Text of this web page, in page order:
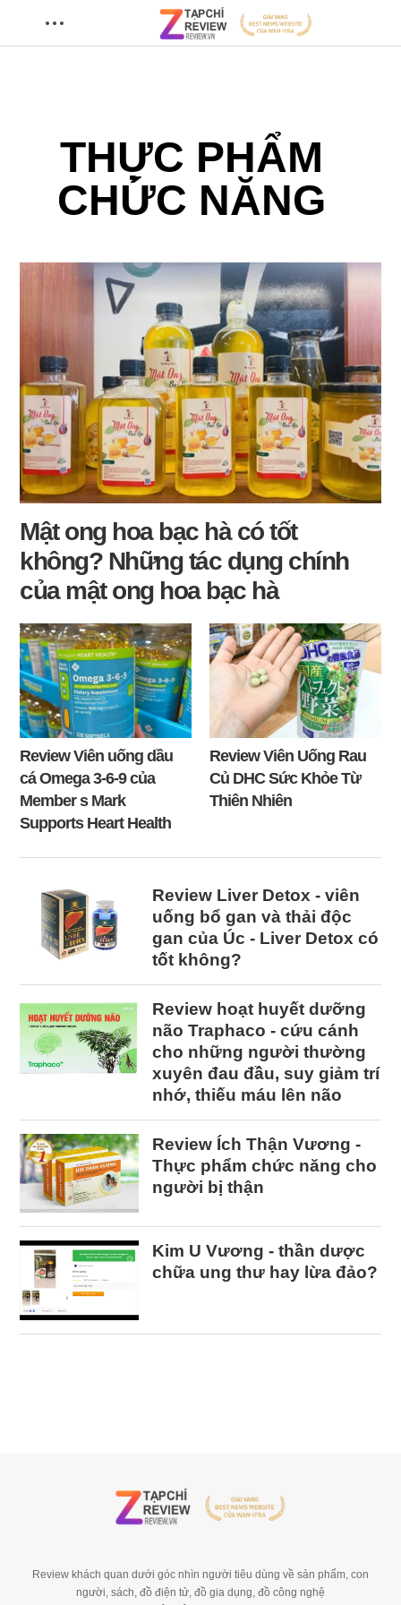
THỰC PHẨM
CHỨC NĂNG
Mật ong hoa bạc hà có tốt
không? Những tác dụng chính
của mật ong hoa bạc hà
Review Viên uống dầu
cá Omega 3-6-9 của
Member s Mark
Supports Heart Health
Review Viên Uống Rau
Củ DHC Sức Khỏe Từ
Thiên Nhiên
Review Liver Detox - viên
uống bổ gan và thải độc
gan của Úc - Liver Detox có
tốt không?
Review hoạt huyết dưỡng
não Traphaco - cứu cánh
cho những người thường
xuyên đau đầu, suy giảm trí
nhớ, thiếu máu lên não
Review Ích Thận Vương -
Thực phẩm chức năng cho
người bị thận
Kim U Vương - thần dược
chữa ung thư hay lừa đảo?
Review khách quan dưới góc nhìn người tiêu dùng về sản phẩm, con
người, sách, đồ điện tử, đồ gia dụng, đồ công nghệ